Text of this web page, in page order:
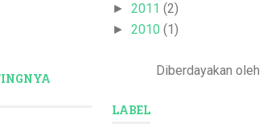
► 2011 (2)
► 2010 (1)
Diberdayakan oleh
LABEL